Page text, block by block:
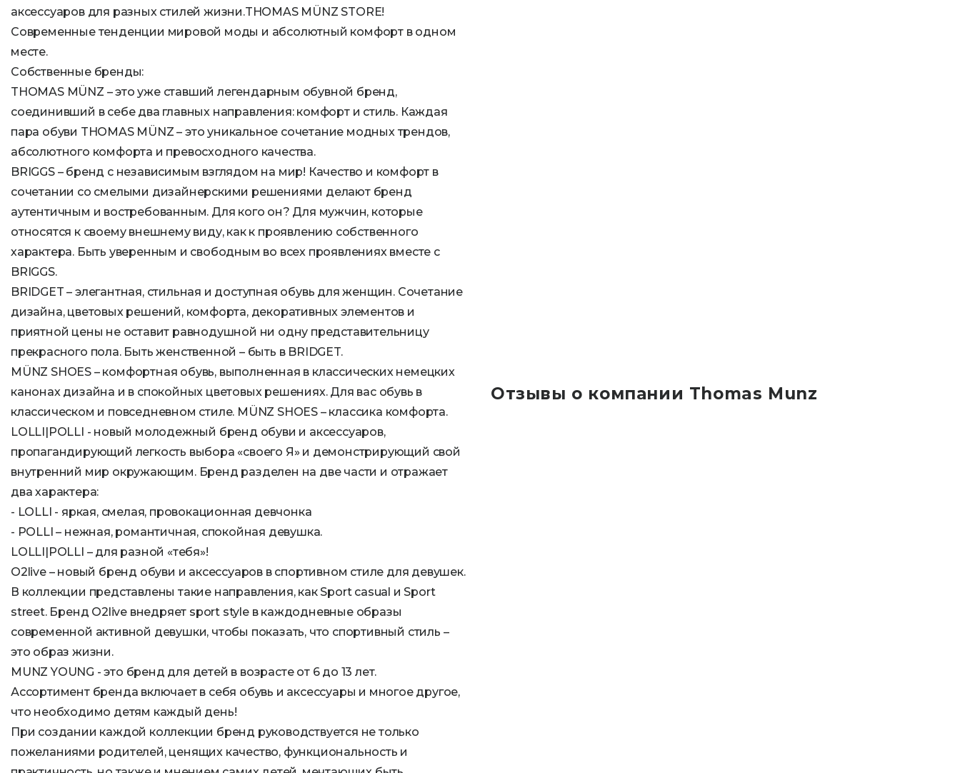
аксессуаров для разных стилей жизни.THOMAS MÜNZ STORE!
Современные тенденции мировой моды и абсолютный комфорт в одном
месте.
Собственные бренды:
THOMAS MÜNZ – это уже ставший легендарным обувной бренд,
соединивший в себе два главных направления: комфорт и стиль. Каждая
пара обуви THOMAS MÜNZ – это уникальное сочетание модных трендов,
абсолютного комфорта и превосходного качества.
BRIGGS – бренд с независимым взглядом на мир! Качество и комфорт в
сочетании со смелыми дизайнерскими решениями делают бренд
аутентичным и востребованным. Для кого он? Для мужчин, которые
относятся к своему внешнему виду, как к проявлению собственного
характера. Быть уверенным и свободным во всех проявлениях вместе с
BRIGGS.
BRIDGET – элегантная, стильная и доступная обувь для женщин. Сочетание
дизайна, цветовых решений, комфорта, декоративных элементов и
приятной цены не оставит равнодушной ни одну представительницу
прекрасного пола. Быть женственной – быть в BRIDGET.
MÜNZ SHOES – комфортная обувь, выполненная в классических немецких
канонах дизайна и в спокойных цветовых решениях. Для вас обувь в
классическом и повседневном стиле. MÜNZ SHOES – классика комфорта.
LOLLI|POLLI - новый молодежный бренд обуви и аксессуаров,
пропагандирующий легкость выбора «своего Я» и демонстрирующий свой
внутренний мир окружающим. Бренд разделен на две части и отражает
два характера:
- LOLLI - яркая, смелая, провокационная девчонка
- POLLI – нежная, романтичная, спокойная девушка.
LOLLI|POLLI – для разной «тебя»!
O2live – новый бренд обуви и аксессуаров в спортивном стиле для девушек.
В коллекции представлены такие направления, как Sport casual и Sport
street. Бренд O2live внедряет sport style в каждодневные образы
современной активной девушки, чтобы показать, что спортивный стиль –
это образ жизни.
MUNZ YOUNG - это бренд для детей в возрасте от 6 до 13 лет.
Ассортимент бренда включает в себя обувь и аксессуары и многое другое,
что необходимо детям каждый день!
При создании каждой коллекции бренд руководствуется не только
пожеланиями родителей, ценящих качество, функциональность и
Отзывы о компании Thomas Munz